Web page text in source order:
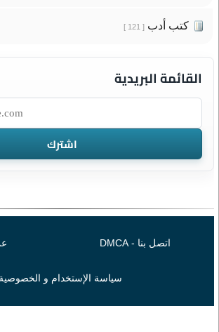
كتب أدب[ 121 ]
القائمة البريدية
اتصل بنا - DMCA
سياسة الإستخدام و الخصوصية